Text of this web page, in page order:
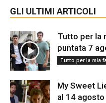
GLI ULTIMI ARTICOLI
Tutto per la
puntata 7
Tutto per la mia
My Sweet
al 14 agosto